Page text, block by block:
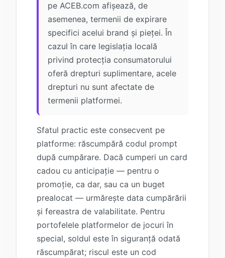
pe ACEB.com afișează, de
asemenea, termenii de expirare
specifici acelui brand și pieței. În
cazul în care legislația locală
privind protecția consumatorului
oferă drepturi suplimentare, acele
drepturi nu sunt afectate de
termenii platformei.
Sfatul practic este consecvent pe
platforme: răscumpără codul prompt
după cumpărare. Dacă cumperi un card
cadou cu anticipație — pentru o
promoție, ca dar, sau ca un buget
prealocat — urmărește data cumpărării
și fereastra de valabilitate. Pentru
portofelele platformelor de jocuri în
special, soldul este în siguranță odată
răscumpărat; riscul este un cod